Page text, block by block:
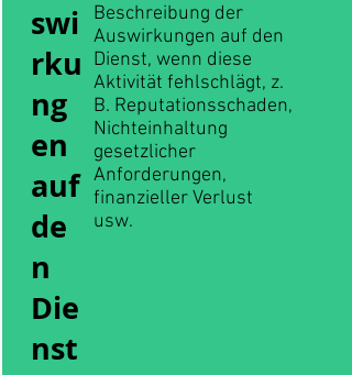
swi
rku
ng
en
auf
de
n
Die
nst
Beschreibung der
Auswirkungen auf den
Dienst, wenn diese
Aktivität fehlschlägt, z.
B. Reputationsschaden,
Nichteinhaltung
gesetzlicher
Anforderungen,
finanzieller Verlust
usw.